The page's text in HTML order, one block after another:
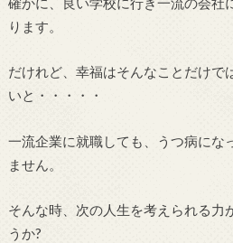
ります。
だけれど、幸福はそんなことだけで
いと・・・・・
一流企業に就職しても、うつ病にな
ません。
そんな時、次の人生を考えられる力
うか?